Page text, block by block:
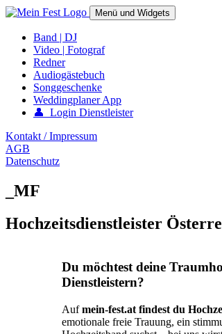
Springe
Inhalt
mein-fest.at – Band / Fotograf für Hochzeit oder
Menü und Widgets
Band | DJ
Video | Fotograf
Redner
Audiogästebuch
Songgeschenke
Weddingplaner App
👤 Login Dienstleister
Kontakt / Impressum
AGB
Datenschutz
_MF
Hochzeitsdienstleister
Du möchtest deine
Dienstleistern?
Aufmein-fest.at findest du
emotionale freie Trauung, ein